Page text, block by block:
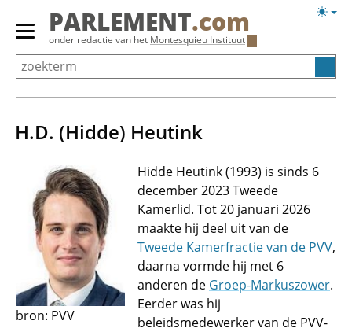
Overslaan
Primair
menu
tonen/verbergen
PARLEMENT.com
onder redactie van het Montesquieu Instituut
H.D. (Hidde) Heutink
bron: PVV
Hidde Heutink (1993) is sinds 6
december 2023 Tweede
Kamerlid. Tot 20 januari 2026
maakte hij deel uit van de
Tweede Kamerfractie van de PVV,
daarna vormde hij met 6
anderen de Groep-Markuszower.
Eerder was hij
beleidsmedewerker van de PVV-